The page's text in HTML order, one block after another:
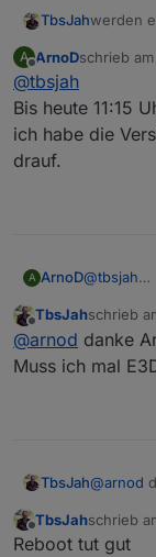
TbsJahwerden
Der
A
Offline
ArnoDschrieb am
zuletzt
@tbsjah
Bis heute 11:15
ich habe die
drauf.
A ArnoD@tbsjah
ich habe die
drauf.
Offline
TbsJahschrieb
zuletzt
@arnod danke
Muss ich mal
TbsJah@arnod
Offline
TbsJahschrieb
zuletzt
Reboot tut gut